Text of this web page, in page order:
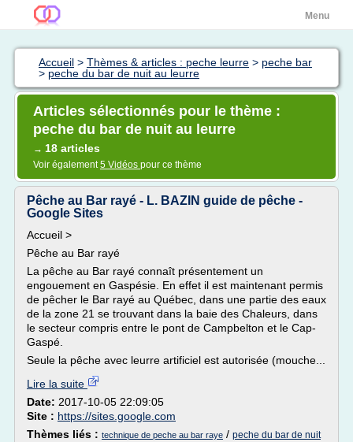
Menu
Accueil > Thèmes & articles : peche leurre > peche bar
> peche du bar de nuit au leurre
Articles sélectionnés pour le thème :
peche du bar de nuit au leurre
→ 18 articles
Voir également5 Vidéos pour ce thème
Pêche au Bar rayé - L. BAZIN guide de pêche -
Google Sites
Accueil >
Pêche au Bar rayé
La pêche au Bar rayé connaît présentement un
engouement en Gaspésie. En effet il est maintenant permis
de pêcher le Bar rayé au Québec, dans une partie des eaux
de la zone 21 se trouvant dans la baie des Chaleurs, dans
le secteur compris entre le pont de Campbelton et le Cap-
Gaspé.
Seule la pêche avec leurre artificiel est autorisée (mouche...
Lire la suite
Date: 2017-10-05 22:09:05
Site : https://sites.google.com
Thèmes liés : technique de peche au bar raye / peche du bar de nuit